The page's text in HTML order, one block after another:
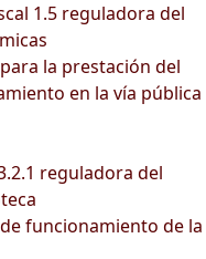
1.5 reguladora del
la prestación del
en la vía pública
reguladora del
funcionamiento de la